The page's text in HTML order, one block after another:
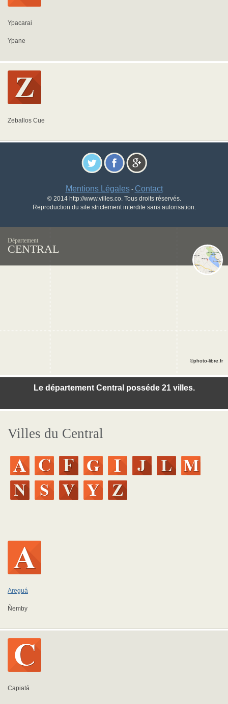
Ypacarai
Ypane
Zeballos Cue
Mentions Légales- Contact
© 2014 http://www.villes.co. Tous droits réservés.
Reproduction du site strictement interdite sans autorisation.
Département
CENTRAL
Le département Central posséde 21 villes.
©photo-libre.fr
Villes du Central
Areguá
Ñemby
Capiatá